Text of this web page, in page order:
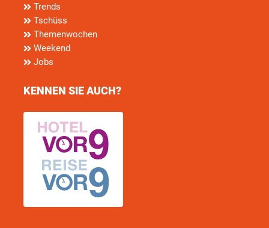
Trends
Tschüss
Themenwochen
Weekend
Jobs
KENNEN SIE AUCH?